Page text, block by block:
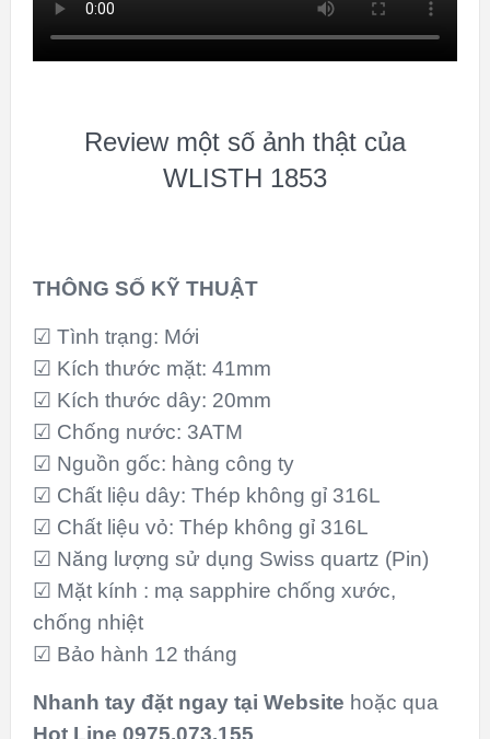
Review một số ảnh thật của
WLISTH 1853
THÔNG SỐ KỸ THUẬT
☑ Tình trạng: Mới
☑ Kích thước mặt: 41mm
☑ Kích thước dây: 20mm
☑ Chống nước: 3ATM
☑ Nguồn gốc: hàng công ty
☑ Chất liệu dây: Thép không gỉ 316L
☑ Chất liệu vỏ: Thép không gỉ 316L
☑ Năng lượng sử dụng Swiss quartz (Pin)
☑ Mặt kính : mạ sapphire chống xước,
chống nhiệt
☑ Bảo hành 12 tháng
Nhanh tay đặt ngay tại Website hoặc qua
Hot Line 0975.073.155